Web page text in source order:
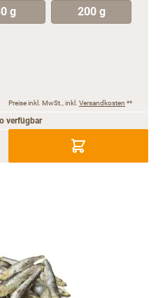
g 200 g
Preise inkl. MwSt., inkl. Versandkosten **
verfügbar